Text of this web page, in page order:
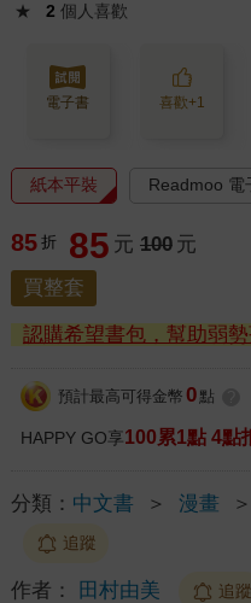
★ 2 個人喜歡
電子書 喜歡+1
紙本平裝 Readmoo 電
85 折 85 元 100 元
買整套
認購希望書包，幫助弱勢
預計最高可得金幣 0 點
HAPPY GO享100累1點 4點
分類： 中文書 ＞ 漫畫 ＞
追蹤
作者： 田村由美 追蹤